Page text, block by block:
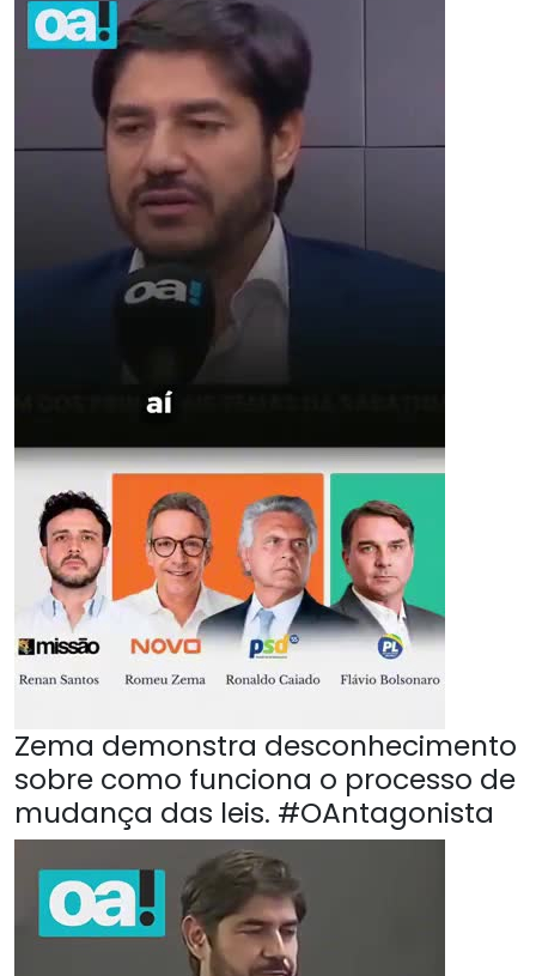
Zema demonstra desconhecimento
sobre como funciona o processo de
mudança das leis. #OAntagonista